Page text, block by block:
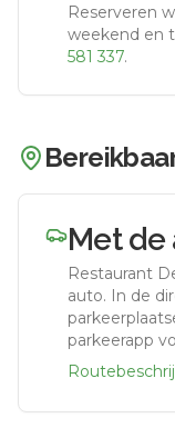
Reserveren
weekend en
581 337.
Met de
Restaurant
auto. In de
parkeerapp